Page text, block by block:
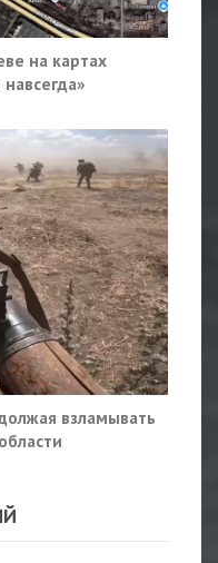
на картах
взламывать